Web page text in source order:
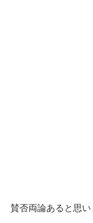
賛否両論あると思